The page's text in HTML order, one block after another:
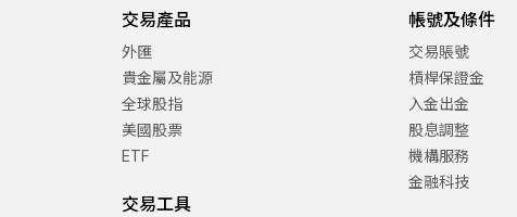
交易產品
外匯
貴金屬及能源
全球股指
美國股票
ETF
交易工具
帳號及條件
交易賬號
槓桿保證金
入金出金
股息調整
機構服務
金融科技